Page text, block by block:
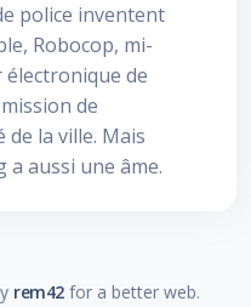
police inventent
Robocop, mi-
de
de
la ville. Mais
a aussi une âme.
rem42 for a better web.